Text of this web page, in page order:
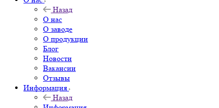
Назад
О нас
О заводе
О продукции
Блог
Новости
Вакансии
Отзывы
Информация
Назад